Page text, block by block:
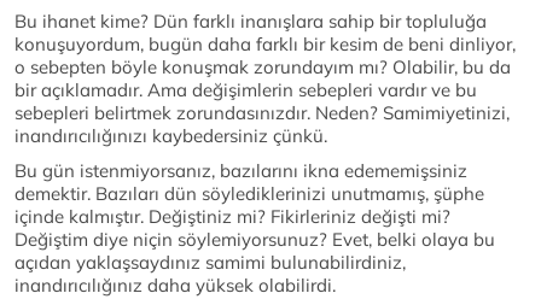
Bu ihanet kime? Dün farklı inanışlara sahip bir topluluğa
konuşuyordum, bugün daha farklı bir kesim de beni dinliyor,
o sebepten böyle konuşmak zorundayım mı? Olabilir, bu da
bir açıklamadır. Ama değişimlerin sebepleri vardır ve bu
sebepleri belirtmek zorundasınızdır. Neden? Samimiyetinizi,
inandırıcılığınızı kaybedersiniz çünkü.
Bu gün istenmiyorsanız, bazılarını ikna edememişsiniz
demektir. Bazıları dün söylediklerinizi unutmamış, şüphe
içinde kalmıştır. Değiştiniz mi? Fikirleriniz değişti mi?
Değiştim diye niçin söylemiyorsunuz? Evet, belki olaya bu
açıdan yaklaşsaydınız samimi bulunabilirdiniz,
inandırıcılığınız daha yüksek olabilirdi.